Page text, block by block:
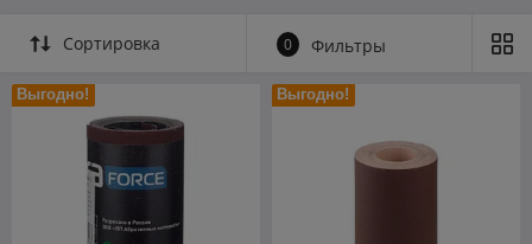
Сортировка 0 Фильтры
Выгодно! Выгодно!